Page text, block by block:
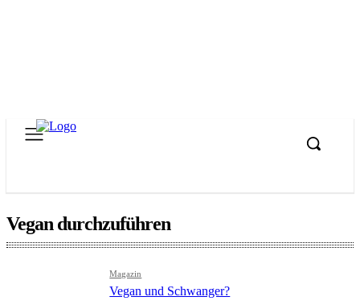
Vegan durchzuführen
Magazin
Vegan und Schwanger?